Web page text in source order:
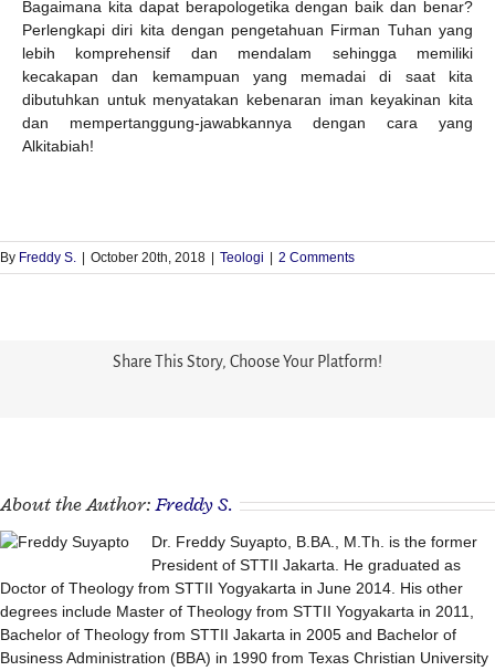
Bagaimana kita dapat berapologetika dengan baik dan benar?
Perlengkapi diri kita dengan pengetahuan Firman Tuhan yang
lebih komprehensif dan mendalam sehingga memiliki
kecakapan dan kemampuan yang memadai di saat kita
dibutuhkan untuk menyatakan kebenaran iman keyakinan kita
dan mempertanggung-jawabkannya dengan cara yang
Alkitabiah!
By Freddy S. October 20th, 2018 Teologi 2 Comments
Share This Story, Choose Your Platform!
About the Author:Freddy S.
Dr. Freddy Suyapto, B.BA., M.Th. is the former
President of STTII Jakarta. He graduated as
Doctor of Theology from STTII Yogyakarta in June 2014. His other
degrees include Master of Theology from STTII Yogyakarta in 2011,
Bachelor of Theology from STTII Jakarta in 2005 and Bachelor of
Business Administration (BBA) in 1990 from Texas Christian University